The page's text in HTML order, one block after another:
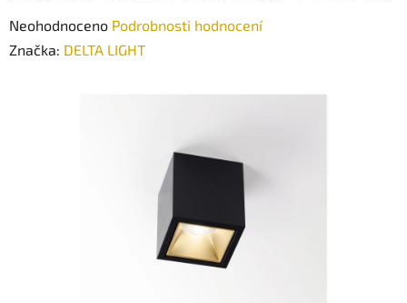
Průměrné
hodnocení
Neohodnoceno Podrobnosti hodnocení
Značka: DELTA LIGHT